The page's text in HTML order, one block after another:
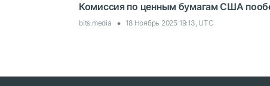
Комиссия по ценным бумагам США
bits.media 18 Ноябрь 2025 19:13, UTC